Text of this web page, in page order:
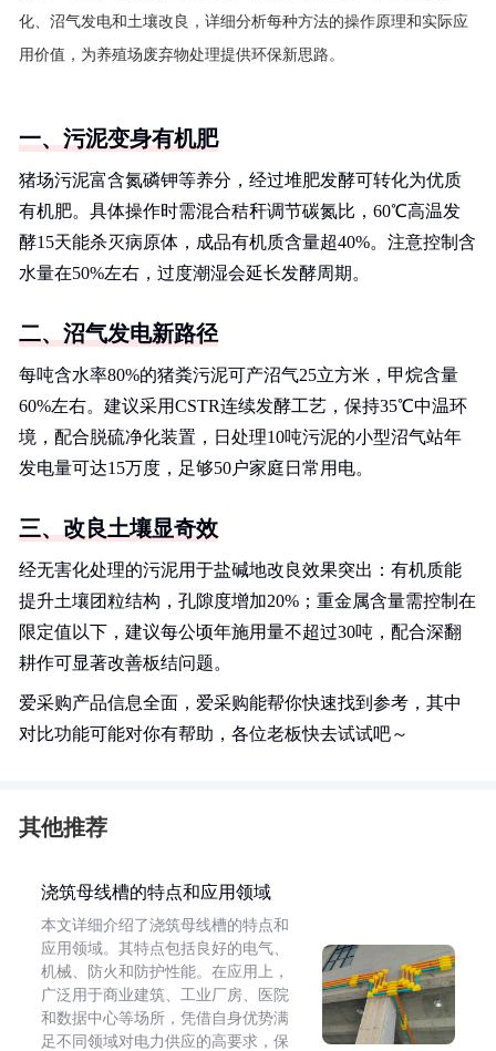
化、沼气发电和土壤改良，详细分析每种方法的操作原理和实际应
用价值，为养殖场废弃物处理提供环保新思路。
一、污泥变身有机肥
猪场污泥富含氮磷钾等养分，经过堆肥发酵可转化为优质
有机肥。具体操作时需混合秸秆调节碳氮比，60℃高温发
酵15天能杀灭病原体，成品有机质含量超40%。注意控制含
水量在50%左右，过度潮湿会延长发酵周期。
二、沼气发电新路径
每吨含水率80%的猪粪污泥可产沼气25立方米，甲烷含量
60%左右。建议采用CSTR连续发酵工艺，保持35℃中温环
境，配合脱硫净化装置，日处理10吨污泥的小型沼气站年
发电量可达15万度，足够50户家庭日常用电。
三、改良土壤显奇效
经无害化处理的污泥用于盐碱地改良效果突出：有机质能
提升土壤团粒结构，孔隙度增加20%；重金属含量需控制在
限定值以下，建议每公顷年施用量不超过30吨，配合深翻
耕作可显著改善板结问题。
爱采购产品信息全面，爱采购能帮你快速找到参考，其中
对比功能可能对你有帮助，各位老板快去试试吧～
其他推荐
浇筑母线槽的特点和应用领域
本文详细介绍了浇筑母线槽的特点和
应用领域。其特点包括良好的电气、
机械、防火和防护性能。在应用上，
广泛用于商业建筑、工业厂房、医院
和数据中心等场所，凭借自身优势满
足不同领域对电力供应的高要求，保